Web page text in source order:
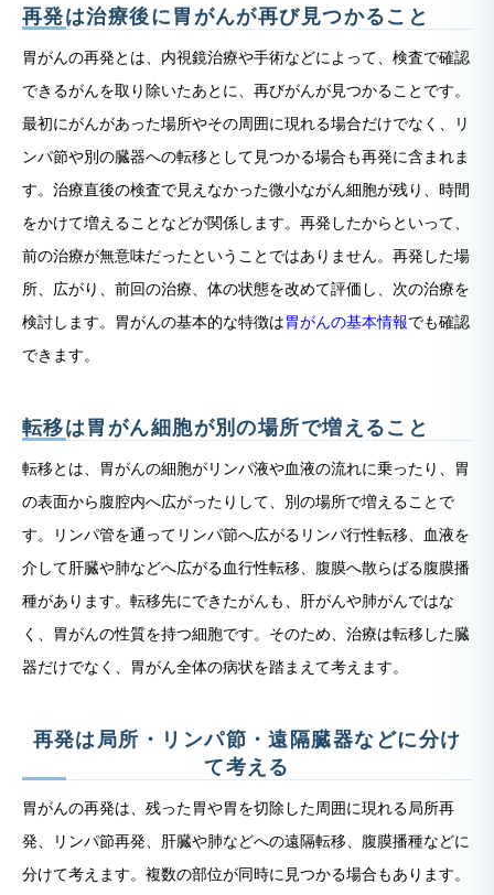
再発は治療後に胃がんが再び見つかること
胃がんの再発とは、内視鏡治療や手術などによって、検査で確認
できるがんを取り除いたあとに、再びがんが見つかることです。
最初にがんがあった場所やその周囲に現れる場合だけでなく、リ
ンパ節や別の臓器への転移として見つかる場合も再発に含まれま
す。治療直後の検査で見えなかった微小ながん細胞が残り、時間
をかけて増えることなどが関係します。再発したからといって、
前の治療が無意味だったということではありません。再発した場
所、広がり、前回の治療、体の状態を改めて評価し、次の治療を
検討します。胃がんの基本的な特徴は胃がんの基本情報でも確認
できます。
転移は胃がん細胞が別の場所で増えること
転移とは、胃がんの細胞がリンパ液や血液の流れに乗ったり、胃
の表面から腹腔内へ広がったりして、別の場所で増えることで
す。リンパ管を通ってリンパ節へ広がるリンパ行性転移、血液を
介して肝臓や肺などへ広がる血行性転移、腹膜へ散らばる腹膜播
種があります。転移先にできたがんも、肝がんや肺がんではな
く、胃がんの性質を持つ細胞です。そのため、治療は転移した臓
器だけでなく、胃がん全体の病状を踏まえて考えます。
再発は局所・リンパ節・遠隔臓器などに分け
て考える
胃がんの再発は、残った胃や胃を切除した周囲に現れる局所再
発、リンパ節再発、肝臓や肺などへの遠隔転移、腹膜播種などに
分けて考えます。複数の部位が同時に見つかる場合もあります。